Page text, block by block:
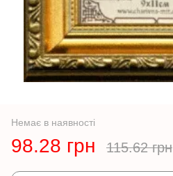
Немає в наявності
98.28 грн 115.62 грн